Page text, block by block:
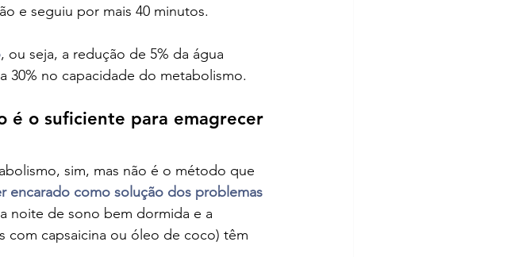
e seguiu por mais 40 minutos.
, ou seja, a redução de 5% da água
30% no capacidade do metabolismo.
é o suficiente para emagrecer
sim, mas não é o método que
encarado como solução dos problemas
noite de sono bem dormida e a
com capsaicina ou óleo de coco) têm